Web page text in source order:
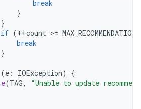
break
}
}
if (++count >= MAX_RECOMMENDATIONS
break
}
(e : IOException)
{
e(TAG,
"Unable to update